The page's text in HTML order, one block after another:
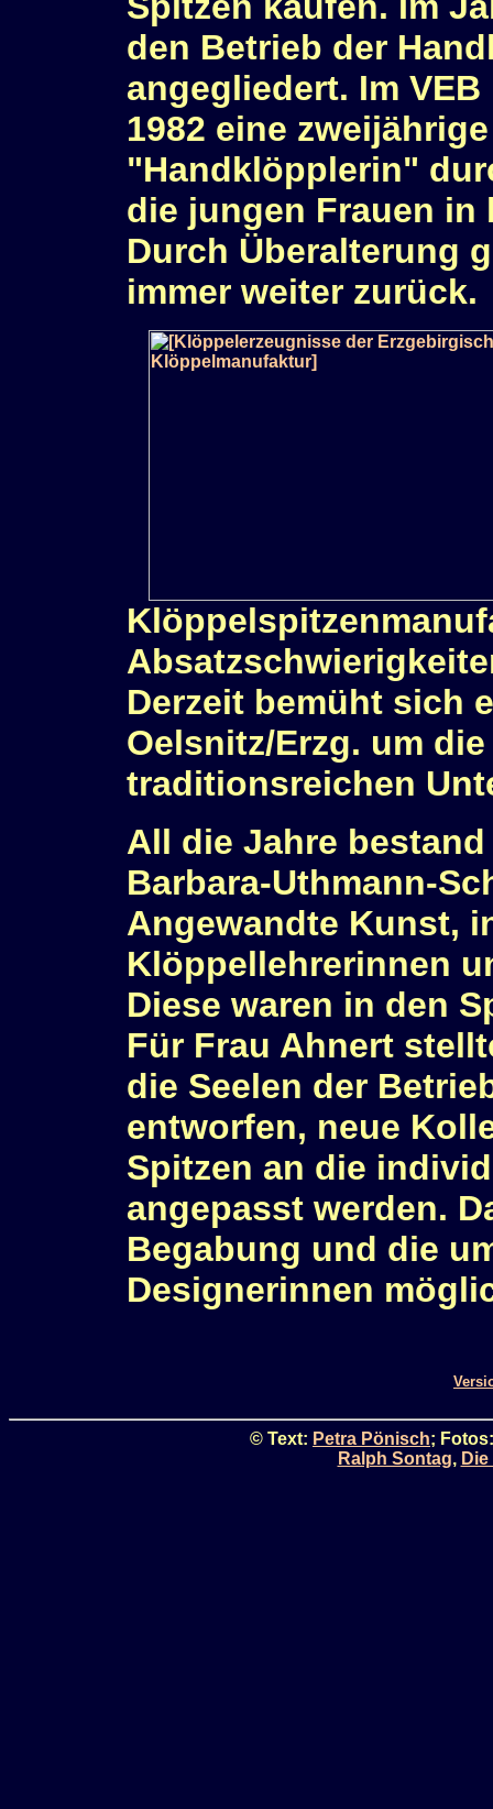
den Betrieb der
angegliedert. Im
1982 eine
"Handklöpplerin"
die jungen Frauen
Durch Überalterung
immer weiter zurück.
Derzeit bemüht sich
Oelsnitz/Erzg. um
traditionsreichen
All die Jahre
Barbara-Uthmann-
Angewandte Kunst,
Klöppellehrerinnen
Diese waren in den
Für Frau Ahnert
die Seelen der
entworfen, neue
Spitzen an die
angepasst werden.
Begabung und die
Designerinnen
© Text: Petra Pönisch;
Ralph Sontag,